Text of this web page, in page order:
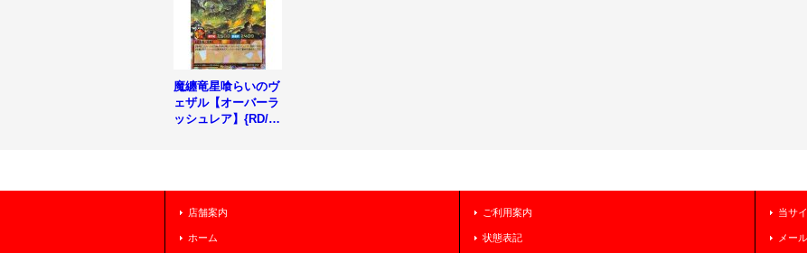
魔纏竜星喰らいのヴ
ェザル【オーバーラ
ッシュレア】{RD/K
店舗案内
ホーム
ご利用案内
状態表記
当サ
メー